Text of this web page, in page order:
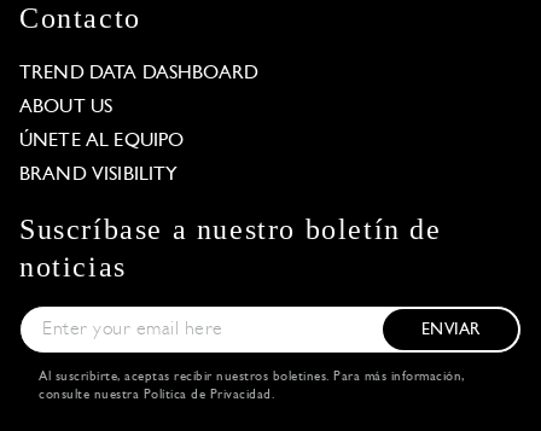
Contacto
TREND DATA DASHBOARD
ABOUT US
ÚNETE AL EQUIPO
BRAND VISIBILITY
Suscríbase a nuestro boletín de
noticias
ENVIAR
Al suscribirte, aceptas recibir nuestros boletines. Para más información,
consulte nuestra Política de Privacidad .